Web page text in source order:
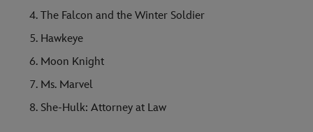
The Falcon and the Winter Soldier
Hawkeye
Moon Knight
Ms. Marvel
She-Hulk: Attorney at Law